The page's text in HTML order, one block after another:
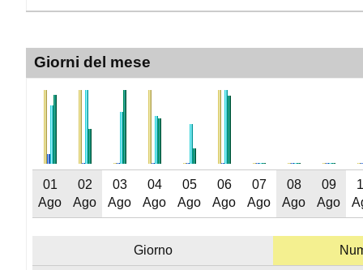
Giorni del mese
01
Ago
02
Ago
03
Ago
04
Ago
05
Ago
06
Ago
07
Ago
08
Ago
09
Ago
Giorno